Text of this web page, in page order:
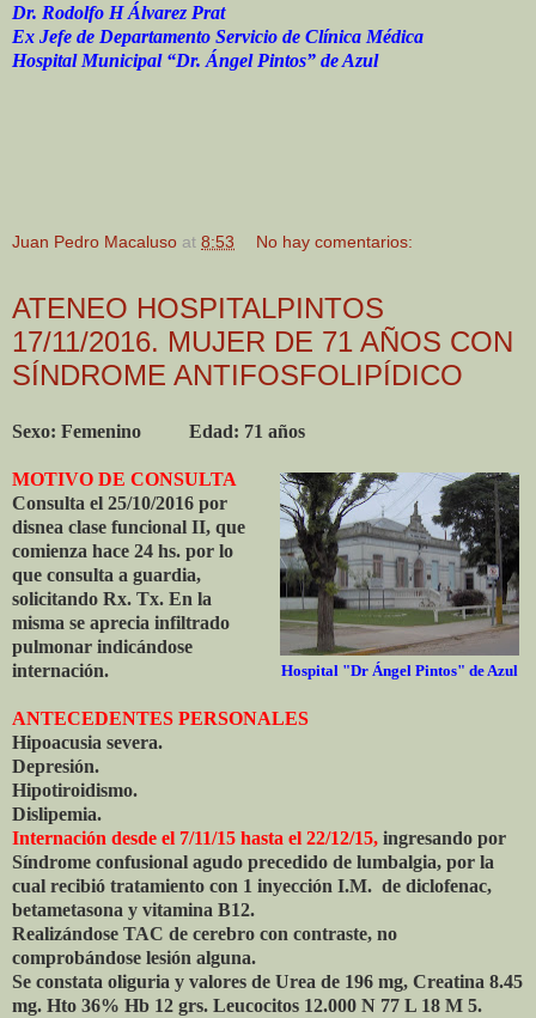
Dr. Rodolfo H Álvarez Prat
Ex Jefe de Departamento Servicio de Clínica Médica
Hospital Municipal “Dr. Ángel Pintos” de Azul
Juan Pedro Macaluso at 8:53 No hay comentarios:
ATENEO HOSPITALPINTOS
17/11/2016. MUJER DE 71 AÑOS CON
SÍNDROME ANTIFOSFOLIPÍDICO
Sexo: Femenino Edad: 71 años
Hospital "Dr Ángel Pintos" de Azul
MOTIVO DE CONSULTA
Consulta el 25/10/2016 por
disnea clase funcional II, que
comienza hace 24 hs. por lo
que consulta a guardia,
solicitando Rx. Tx. En la
misma se aprecia infiltrado
pulmonar indicándose
internación.
ANTECEDENTES PERSONALES
Hipoacusia severa.
Depresión.
Hipotiroidismo.
Dislipemia.
Internación desde el 7/11/15 hasta el 22/12/15, ingresando por
Síndrome confusional agudo precedido de lumbalgia, por la
cual recibió tratamiento con 1 inyección I.M. de diclofenac,
betametasona y vitamina B12.
Realizándose TAC de cerebro con contraste, no
comprobándose lesión alguna.
Se constata oliguria y valores de Urea de 196 mg, Creatina 8.45
mg. Hto 36% Hb 12 grs. Leucocitos 12.000 N 77 L 18 M 5.